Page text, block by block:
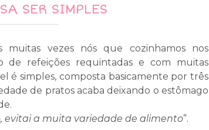
SER SIMPLES
muitas vezes nós que cozinhamos nos
de refeições requintadas e com muitas
é simples, composta basicamente por três
de pratos acaba deixando o estômago
evitai a muita variedade de alimento”.